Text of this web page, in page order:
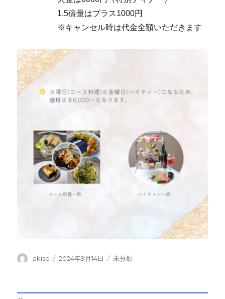
1.5倍量はプラス1000円
※キャンセル時は代金全額いただきます
投
akise
投
2024年9月14日
カ
未分類